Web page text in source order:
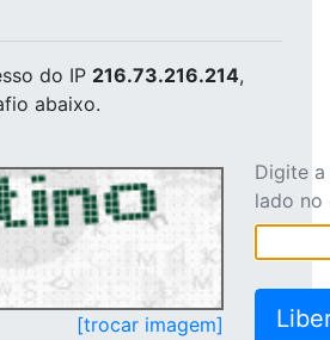
do IP 216.73.216.214,
abaixo.
[trocar imagem]
Digite
lado no